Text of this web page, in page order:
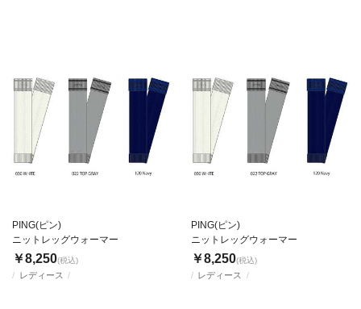
レディース
PING(ピン)
ニットレッグウォーマー
￥8,250(税込)
レディース
PING(ピン)
ニットレッグウォーマー
￥8,250(税込)